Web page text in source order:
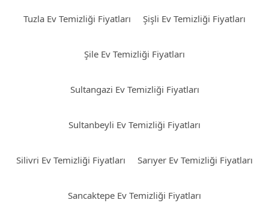
Tuzla Ev Temizliği Fiyatları Şişli Ev Temizliği Fiyatları
Şile Ev Temizliği Fiyatları
Sultangazi Ev Temizliği Fiyatları
Sultanbeyli Ev Temizliği Fiyatları
Silivri Ev Temizliği Fiyatları Sarıyer Ev Temizliği Fiyatları
Sancaktepe Ev Temizliği Fiyatları